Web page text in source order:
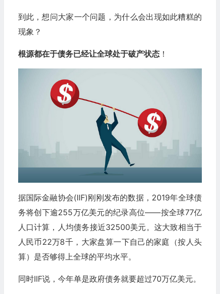
到此，想问大家一个问题，为什么会出现如此糟糕的
现象？
根源都在于债务已经让全球处于破产状态！
据国际金融协会(IIF)刚刚发布的数据，2019年全球债
务将创下逾255万亿美元的纪录高位——按全球77亿
人口计算，人均债务接近32500美元。这大致相当于
人民币22万8千，大家盘算一下自己的家庭（按人头
算）是否够得上全球的平均水平。
同时IIF说，今年单是政府债务就要超过70万亿美元。